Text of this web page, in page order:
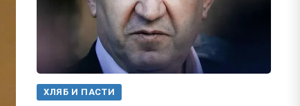
ХЛЯБ И ПАСТИ